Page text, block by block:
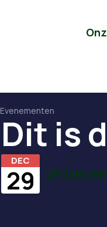
Evenementen
Dit is
DEC
29 29